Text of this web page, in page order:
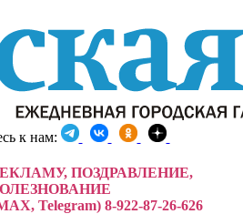
к нам:
ПОЗДРАВЛЕНИЕ,
Telegram) 8-922-87-26-626